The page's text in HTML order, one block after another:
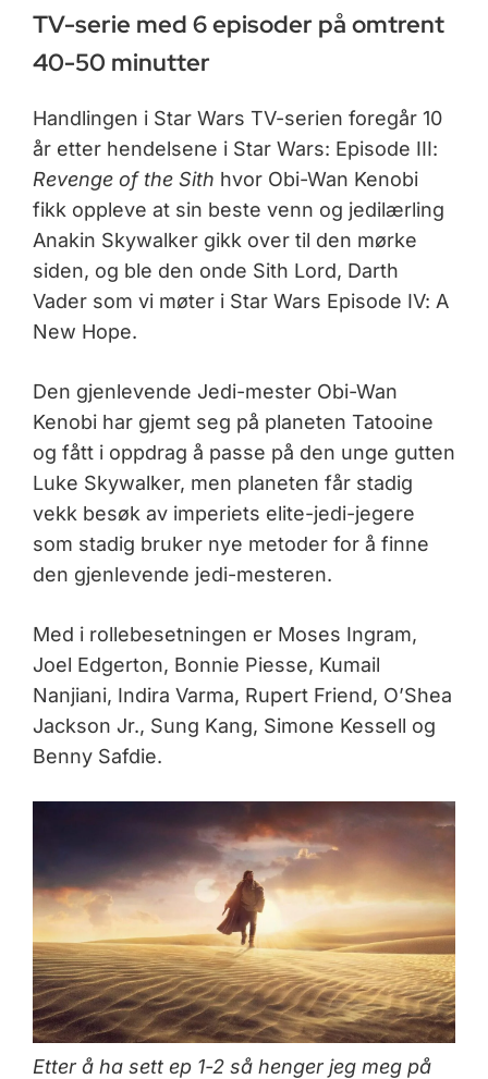
TV-serie med 6 episoder på omtrent
40-50 minutter
Handlingen i Star Wars TV-serien foregår 10
år etter hendelsene i Star Wars: Episode III:
Revenge of the Sith hvor Obi-Wan Kenobi
fikk oppleve at sin beste venn og jedilærling
Anakin Skywalker gikk over til den mørke
siden, og ble den onde Sith Lord, Darth
Vader som vi møter i Star Wars Episode IV: A
New Hope.
Den gjenlevende Jedi-mester Obi-Wan
Kenobi har gjemt seg på planeten Tatooine
og fått i oppdrag å passe på den unge gutten
Luke Skywalker, men planeten får stadig
vekk besøk av imperiets elite-jedi-jegere
som stadig bruker nye metoder for å finne
den gjenlevende jedi-mesteren.
Med i rollebesetningen er Moses Ingram,
Joel Edgerton, Bonnie Piesse, Kumail
Nanjiani, Indira Varma, Rupert Friend, O’Shea
Jackson Jr., Sung Kang, Simone Kessell og
Benny Safdie.
Etter å ha sett ep 1-2 så henger jeg meg på